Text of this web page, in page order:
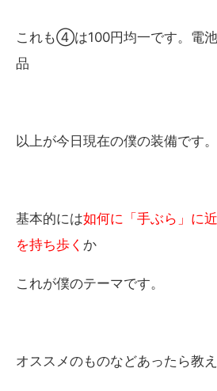
これも④は100円均一です。電
品
以上が今日現在の僕の装備です。
基本的には如何に「手ぶら」に
を持ち歩く か
これが僕のテーマです。
オススメのものなどあったら教